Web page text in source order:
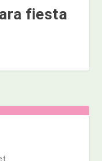
fiesta